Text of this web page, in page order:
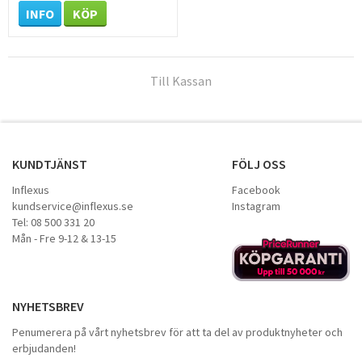
INFO KÖP
Till Kassan
KUNDTJÄNST
Inflexus
kundservice@inflexus.se
Tel: 08 500 331 20
Mån - Fre 9-12 & 13-15
FÖLJ OSS
Facebook
Instagram
NYHETSBREV
Penumerera på vårt nyhetsbrev för att ta del av produktnyheter och
erbjudanden!